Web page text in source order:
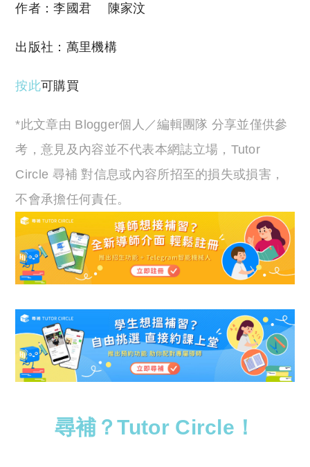
作者：李國君 陳家汶
出版社：萬里機構
按此可購買
*此文章由 Blogger個人／編輯團隊 分享並僅供參
考，意見及內容並不代表本網誌立場，Tutor
Circle 尋補 對信息或內容所招至的損失或損害，
不會承擔任何責任。
尋補？Tutor Circle！